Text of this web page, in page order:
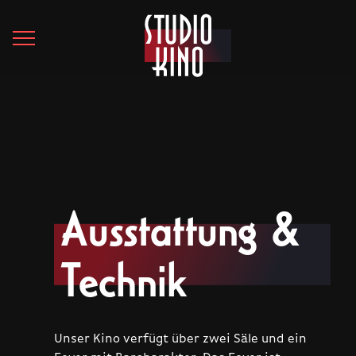
Ausstattung &
Technik
Unser Kino verfügt über zwei Säle und ein